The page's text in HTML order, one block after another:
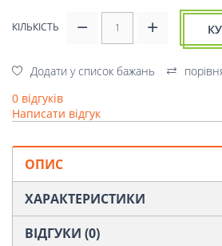
КІЛЬКІСТЬ
Додати у список бажань
0 відгуків
Написати відгук
ОПИС
ХАРАКТЕРИСТИКИ
ВІДГУКИ (0)